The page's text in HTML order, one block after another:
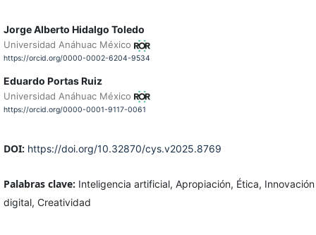
Jorge Alberto Hidalgo Toledo
Universidad Anáhuac México
https://orcid.org/0000-0002-6204-9534
Eduardo Portas Ruiz
Universidad Anáhuac México
https://orcid.org/0000-0001-9117-0061
DOI: https://doi.org/10.32870/cys.v2025.8769
Palabras clave: Inteligencia artificial, Apropiación, Ética, Innovación
digital, Creatividad